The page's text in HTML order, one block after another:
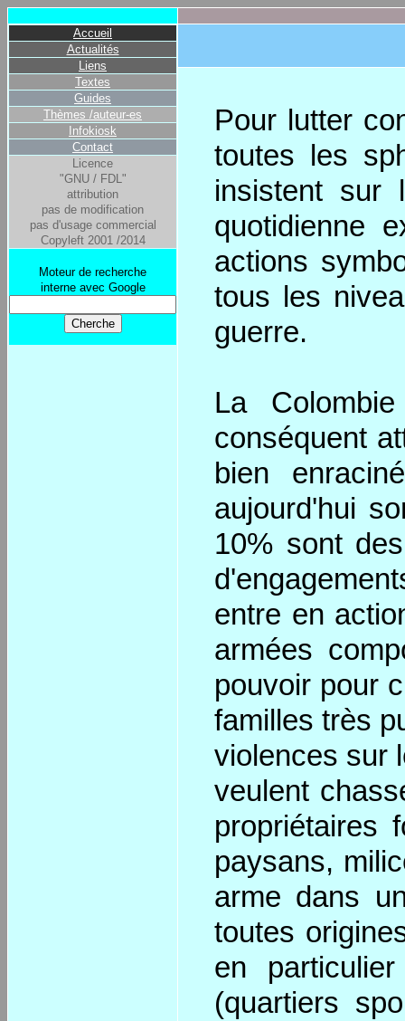
Accueil
Actualités
Liens
Textes
Guides
Thèmes /auteur-es
Infokiosk
Contact
Licence
"GNU / FDL"
attribution
pas de modification
pas d'usage commercial
Copyleft 2001 /2014
Moteur de recherche
interne avec Google
Pour lutter
toutes les
insistent sur
quotidienne
actions
tous les
guerre.
La
conséquent
bien
aujourd'hui
10% sont
entre en
armées
pouvoir pour
familles très
violences sur
veulent
propriétaires
paysans,
arme dans
toutes
en
(quartiers